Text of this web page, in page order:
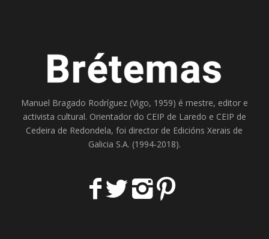
Manuel Bragado Rodríguez (Vigo, 1959) é mestre, editor e
activista cultural. Orientador do CEIP de Laredo e CEIP de
Cedeira de Redondela, foi director de Edicións Xerais de
Galicia S.A. (1994-2018).